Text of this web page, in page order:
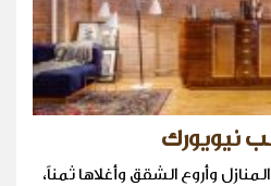
نيويورك
وأروع الشقق وأغلاها ثمناً،